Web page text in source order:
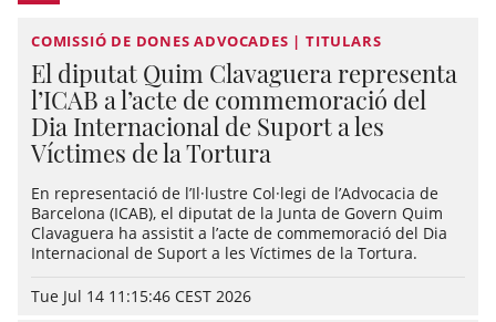
COMISSIÓ DE DONES ADVOCADES | TITULARS
El diputat Quim Clavaguera representa
l’ICAB a l’acte de commemoració del
Dia Internacional de Suport a les
Víctimes de la Tortura
En representació de l’Il·lustre Col·legi de l’Advocacia de
Barcelona (ICAB), el diputat de la Junta de Govern Quim
Clavaguera ha assistit a l’acte de commemoració del Dia
Internacional de Suport a les Víctimes de la Tortura.
Tue Jul 14 11:15:46 CEST 2026